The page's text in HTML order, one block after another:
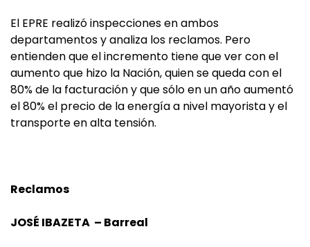
El EPRE realizó inspecciones en ambos
departamentos y analiza los reclamos. Pero
entienden que el incremento tiene que ver con el
aumento que hizo la Nación, quien se queda con el
80% de la facturación y que sólo en un año aumentó
el 80% el precio de la energía a nivel mayorista y el
transporte en alta tensión.
Reclamos
JOSÉ IBAZETA – Barreal